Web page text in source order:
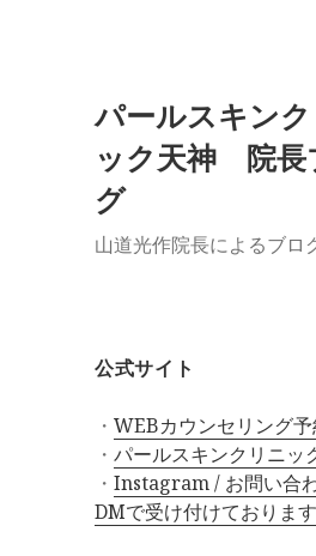
パールスキン
ック天神 院長
グ
山道光作院長によるブロ
公式サイト
・WEBカウンセリング予
・パールスキンクリニッ
・Instagram / お問い合
DMで受け付けております